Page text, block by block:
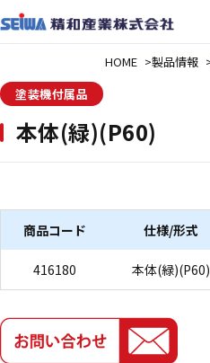
HOME 製品情報
塗装機付属品
本体(緑)(P60)
商品コード 仕様/形式
416180 本体(緑)(P60)